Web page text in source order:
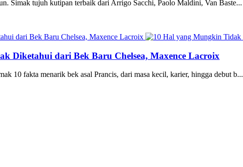
Simak tujuh kutipan terbaik dari Arrigo Sacchi, Paolo Maldini, Van Baste...
Diketahui dari Bek Baru Chelsea, Maxence Lacroix
10 fakta menarik bek asal Prancis, dari masa kecil, karier, hingga debut b...